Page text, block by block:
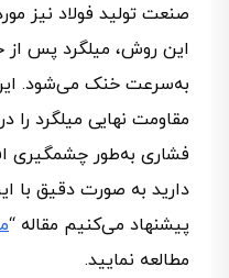
صنعت تولید فولاد نیز
این روش، میلگرد پس از
به‌سرعت خنک می‌شود.
مقاومت نهایی میلگرد را
فشاری به‌طور چشمگیری
دارید به صورت دقیق با
پیشنهاد می‌کنیم مقاله “
مطالعه نمایید.